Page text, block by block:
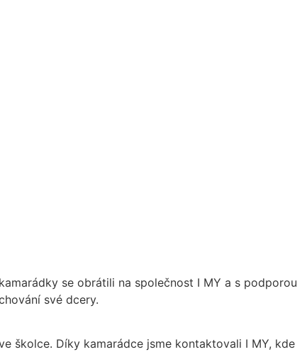
se obrátili na společnost I MY a s podporou
své dcery.
školce. Díky kamarádce jsme kontaktovali I MY, kde